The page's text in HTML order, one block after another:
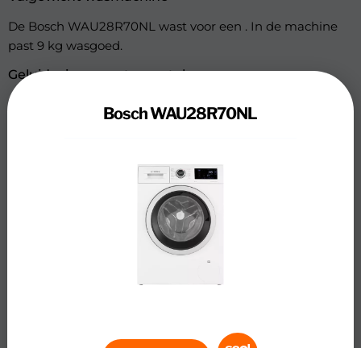
De Bosch WAU28R70NL wast voor een . In de machine
past 9 kg wasgoed.
Geluidsniveau en toerental
De wasmachine kan helaas niet volledig stil
centrifugeren en wassen. Tijdens het wassen en
WAU28R70NL beschikt over een maximaal toerental
De wasmachine heeft de beschikking over verschillende
wasprogramma’s, namelijk: 14 wasprogramma’s.De
over: automatisch uitschakelen, Beladingssensor,
Bosch WAU28R70NL